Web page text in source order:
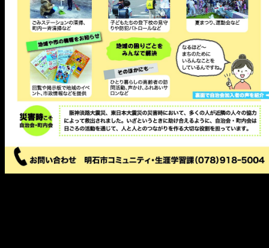
イ
ン
コ
ン
テ
ン
ツ
へ
動